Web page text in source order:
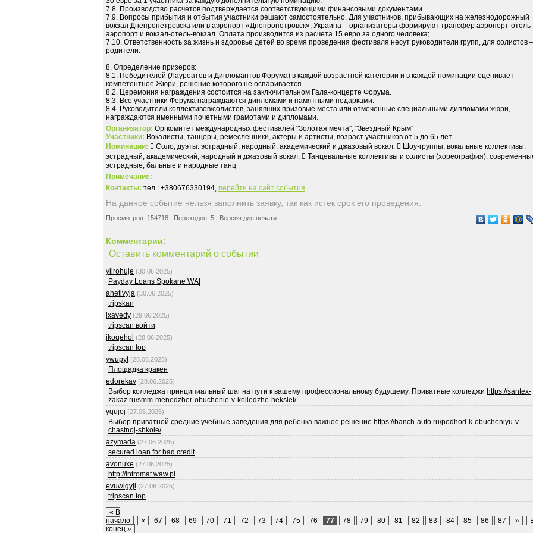
7.8. Производство расчетов подтверждается соответствующими финансовыми документами.
7.9. Вопросы прибытия и отбытия участники решают самостоятельно. Для участников, прибывающих на железнодорожный
вокзал Днепропетровска или в аэропорт «Днепропетровск», Украина – организаторы формируют трансфер аэропорт-отель-
аэропорт и вокзал-отель-вокзал. Оплата производится из расчета 15 евро за одного человека;
7.10. Ответственность за жизнь и здоровье детей во время проведения фестиваля несут руководители групп, для солистов –
родители.
8. Определение призеров:
8.1. Победителей (Лауреатов и Дипломантов Форума) в каждой возрастной категории и в каждой номинации оценивает
компетентное Жюри, решение которого не оспаривается.
8.2. Церемония награждения состоится на заключительном Гала-концерте Форума.
8.3. Все участники Форума награждаются дипломами и памятными подарками.
8.4. Руководители коллективов/солистов, занявших призовые места или отмеченные специальными дипломами жюри,
награждаются именными почетными грамотами и дипломами.
Организатор: Оргкомитет международных фестивалей "Золотая мечта", "Звездный Крым"
Участники: Вокалисты, танцоры, ремесленники, актеры и артисты, возраст участников от 5 до 65 лет
Номинации:  Соло, дуэты: эстрадный, народный, академический и джазовый вокал.  Шоу-группы, вокальные коллективы:
эстрадный, академический, народный и джазовый вокал.  Танцевальные коллективы и солисты (хореография):
эстрадные, бальные и народные танц
Примечание:
Контакты: тел.: +380676330194, перейти на сайт события
На данное событие нельзя заполнить заявку, так как истек срок его проведения.
Просмотров: 154718 | Переходов: 5 | Версия для печати
Комментарии:
Оставить комментарий о событии
ylirohuje (30.06.2025)
Payday Loans Spokane WA
ahetivyja (30.06.2025)
tripskan
ixavedy (29.06.2025)
tripscan войти
ikoqehol (28.06.2025)
tripscan top
ywupyt (28.06.2025)
Площадка кракен
edorekav (28.06.2025)
Выбор колледжа принципиальный шаг на пути к вашему профессиональному будущему. Приватные колледжи https://santex-
zakaz.ru/smm-menedzher-obuchenie-v-kolledzhe-hekslet/
yqujoj (27.06.2025)
Выбор приватной средние учебные заведения для ребенка важное решение https://banch-auto.ru/podhod-k-obucheniyu-v-
chastnoj-shkole/
azymada (27.06.2025)
secured loan for bad credit
avonuxe (27.06.2025)
http://intromat.waw.pl
evuwigyji (27.06.2025)
tripscan top
« В
начало
« 67 68 69 70 71 72 73 74 75 76 77 78 79 80 81 82 83 84 85 86 87 »
конец »